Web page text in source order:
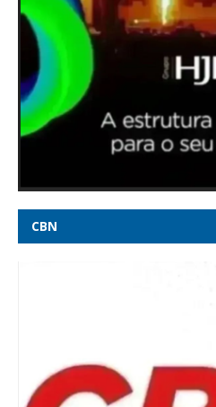
Após idas e vindas de Cleitinho,
candidatura própria em MG -
Tarifaço, visto de embaixadora e
pode entrar na conversa entre
oglobo.globo.com
Lula e Alcolumbre deixam 6 X 1
Veja quem são os candidatos ao
2026 - G1
STJ condena Marco Buzzi à
CBN